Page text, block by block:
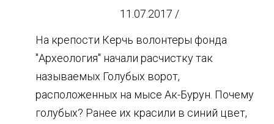
11.07.2017 /
На крепости Керчь волонтеры фонда
"Археология" начали расчистку так
называемых Голубых ворот,
расположенных на мысе Ак-Бурун. Почему
голубых? Ранее их красили в синий цвет,